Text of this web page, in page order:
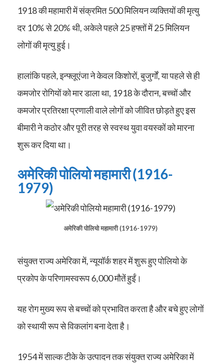
1918 की महामारी में संक्रमित 500 मिलियन व्यक्तियों की मृत्यु
दर 10% से 20% थी, अकेले पहले 25 हफ्तों में 25 मिलियन
लोगों की मृत्यु हुई।
हालांकि पहले, इन्फ्लूएंजा ने केवल किशोरों, बुजुर्गों, या पहले से ही
कमजोर रोगियों को मार डाला था, 1918 के दौरान, बच्चों और
कमजोर प्रतिरक्षा प्रणाली वाले लोगों को जीवित छोड़ते हुए इस
बीमारी ने कठोर और पूरी तरह से स्वस्थ युवा वयस्कों को मारना
शुरू कर दिया था।
अमेरिकी पोलियो महामारी (1916-
1979)
अमेरिकी पोलियो महामारी (1916-1979)
संयुक्त राज्य अमेरिका में, न्यूयॉर्क शहर में शुरू हुए पोलियो के
प्रकोप के परिणामस्वरूप 6,000 मौतें हुईं।
यह रोग मुख्य रूप से बच्चों को प्रभावित करता है और बचे हुए लोगों
को स्थायी रूप से विकलांग बना देता है।
1954 में साल्क टीके के उत्पादन तक संयुक्त राज्य अमेरिका में